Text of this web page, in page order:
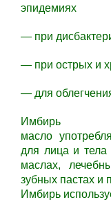
эпидемиях
— при
— при острых и
— для
масло
для лица и тела
маслах,
зубных пастах и
Имбирь